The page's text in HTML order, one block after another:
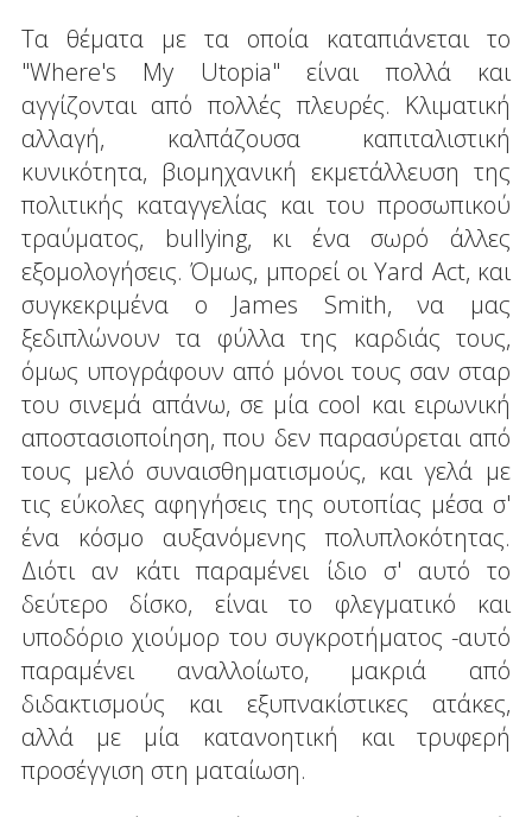
Τα θέματα με τα οποία καταπιάνεται το
"Where's My Utopia" είναι πολλά και
αγγίζονται από πολλές πλευρές. Κλιματική
αλλαγή, καλπάζουσα καπιταλιστική
κυνικότητα, βιομηχανική εκμετάλλευση της
πολιτικής καταγγελίας και του προσωπικού
τραύματος, bullying, κι ένα σωρό άλλες
εξομολογήσεις. Όμως, μπορεί οι Yard Act, και
συγκεκριμένα ο James Smith, να μας
ξεδιπλώνουν τα φύλλα της καρδιάς τους,
όμως υπογράφουν από μόνοι τους σαν σταρ
του σινεμά απάνω, σε μία cool και ειρωνική
αποστασιοποίηση, που δεν παρασύρεται από
τους μελό συναισθηματισμούς, και γελά με
τις εύκολες αφηγήσεις της ουτοπίας μέσα σ'
ένα κόσμο αυξανόμενης πολυπλοκότητας.
Διότι αν κάτι παραμένει ίδιο σ' αυτό το
δεύτερο δίσκο, είναι το φλεγματικό και
υποδόριο χιούμορ του συγκροτήματος -αυτό
παραμένει αναλλοίωτο, μακριά από
διδακτισμούς και εξυπνακίστικες ατάκες,
αλλά με μία κατανοητική και τρυφερή
προσέγγιση στη ματαίωση.